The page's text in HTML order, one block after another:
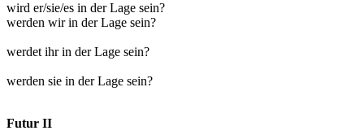
wird er/sie/es in der Lage sein?
werden wir in der Lage sein?
werdet ihr in der Lage sein?
werden sie in der Lage sein?
Futur II